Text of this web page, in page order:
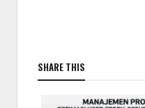
SHARE THIS